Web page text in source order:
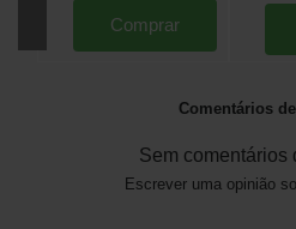
Comprar
Comentários
Sem comentários
Escrever uma opinião